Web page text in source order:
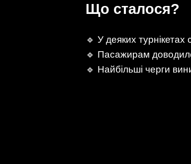
Що сталося?
🔹 У деяких турнікетах
🔹 Пасажирам
🔹 Найбільші черги